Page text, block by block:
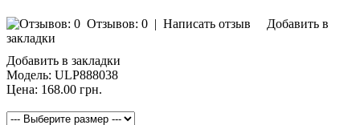
Отзывов: 0 | Написать отзыв
Добавить в
закладки
Добавить в закладки
Модель: ULP888038
Цена: 168.00 грн.